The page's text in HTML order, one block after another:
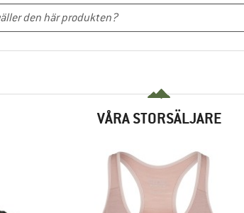
VÅRA STORSÄLJARE